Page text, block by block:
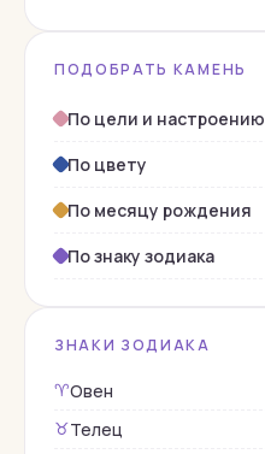
Гагат
Гелиодор
Гелиотроп
Гематит
Гороскопы
Гранат
ПОДОБРАТЬ КАМЕНЬ
По цели и настроению
По цвету
По месяцу рождения
По знаку зодиака
ЗНАКИ ЗОДИАКА
♈︎Овен
♉︎Телец